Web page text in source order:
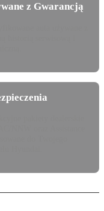
z Gwarancją